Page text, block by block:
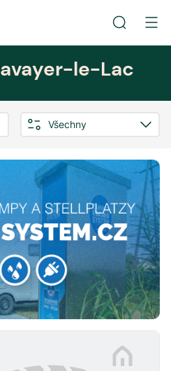
le-Lac
Všechny